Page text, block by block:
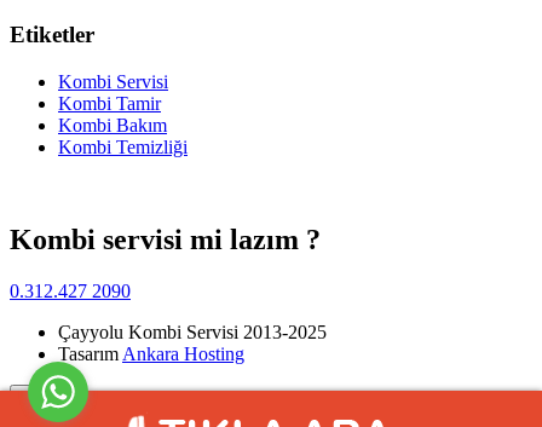
Etiketler
Kombi Servisi
Kombi Tamir
Kombi Bakım
Kombi Temizliği
Kombi servisi mi lazım ?
0.312.427 2090
Çayyolu Kombi Servisi 2013-2025
Tasarım Ankara Hosting
Yukarı